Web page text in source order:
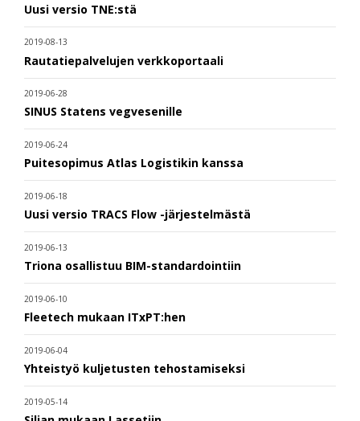
Uusi versio TNE:stä
2019-08-13
Rautatiepalvelujen verkkoportaali
2019-06-28
SINUS Statens vegvesenille
2019-06-24
Puitesopimus Atlas Logistikin kanssa
2019-06-18
Uusi versio TRACS Flow -järjestelmästä
2019-06-13
Triona osallistuu BIM-standardointiin
2019-06-10
Fleetech mukaan ITxPT:hen
2019-06-04
Yhteistyö kuljetusten tehostamiseksi
2019-05-14